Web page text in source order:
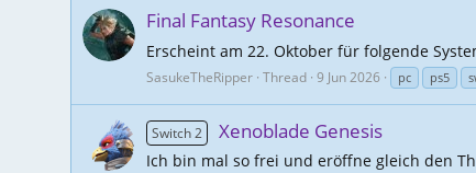
Final Fantasy Resonance
Erscheint am 22. Oktober für folgende
SasukeTheRipper Thread 9 Jun 2026 pc ps5
Switch 2 Xenoblade Genesis
Ich bin mal so frei und eröffne gleich den